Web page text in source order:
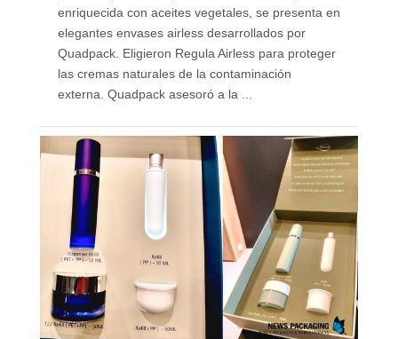
enriquecida con aceites vegetales, se presenta en
elegantes envases airless desarrollados por
Quadpack. Eligieron Regula Airless para proteger
las cremas naturales de la contaminación
externa. Quadpack asesoró a la ...